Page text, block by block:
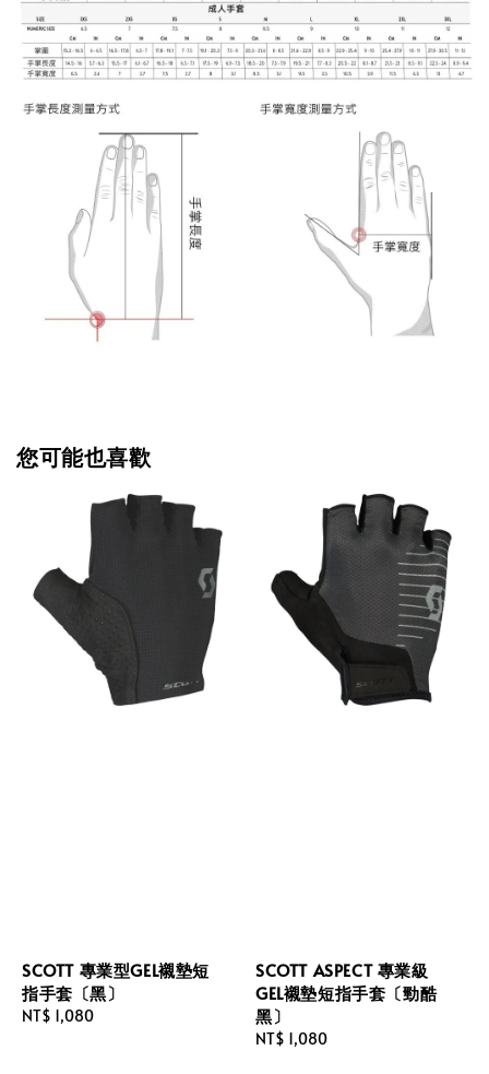
您可能也喜歡
SCOTT 專業型GEL襯墊短
指手套〔黑〕
Regular
NT$ 1,080
SCOTT ASPECT 專業級
GEL襯墊短指手套〔勁酷
黑〕
Regular
NT$ 1,080